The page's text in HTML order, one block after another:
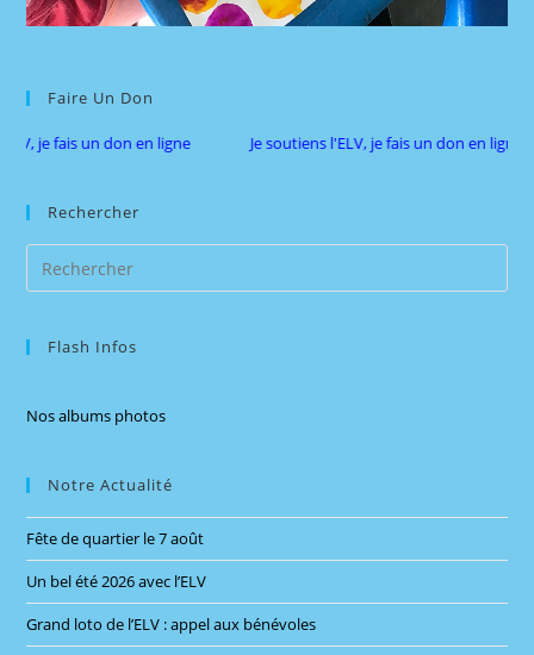
Faire Un Don
je fais un don en ligne Je soutiens l'ELV, je fais un don en ligne
Rechercher
Flash Infos
Nos albums photos
Notre Actualité
Fête de quartier le 7 août
Un bel été 2026 avec l’ELV
Grand loto de l’ELV : appel aux bénévoles